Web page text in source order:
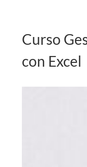
Curso
con Excel